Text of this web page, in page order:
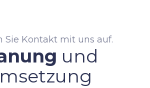
Sie Kontakt mit uns auf.
und